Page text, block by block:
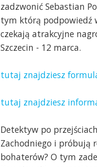
zadzwonić Sebastian
tym którą podpowiedź
czekają atrakcyjne
Szczecin - 12 marca.
tutaj znajdziesz
tutaj znajdziesz
Detektyw po
Zachodniego i próbują
bohaterów? O tym